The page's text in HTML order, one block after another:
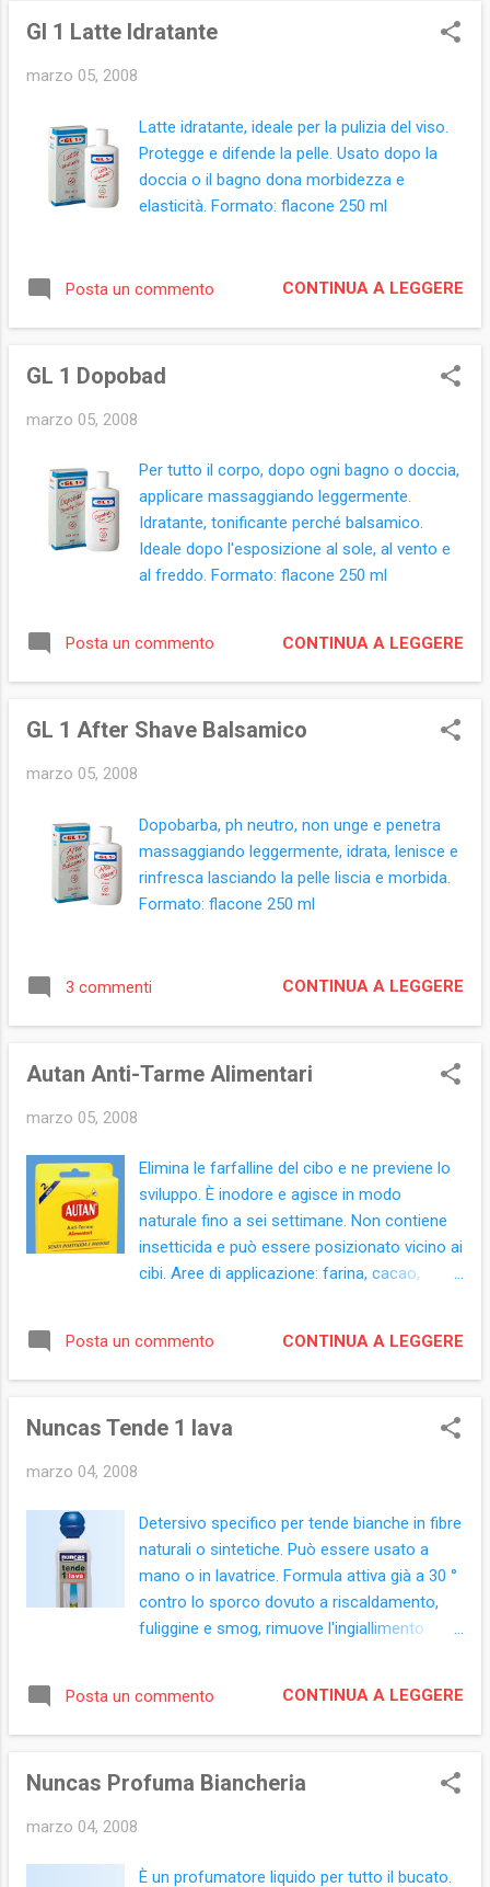
Gl 1 Latte Idratante
marzo 05, 2008
Latte idratante, ideale per la pulizia del viso.
Protegge e difende la pelle. Usato dopo la
doccia o il bagno dona morbidezza e
elasticità. Formato: flacone 250 ml
Posta un commento CONTINUA A LEGGERE
GL 1 Dopobad
marzo 05, 2008
Per tutto il corpo, dopo ogni bagno o doccia,
applicare massaggiando leggermente.
Idratante, tonificante perché balsamico.
Ideale dopo l'esposizione al sole, al vento e
al freddo. Formato: flacone 250 ml
Posta un commento CONTINUA A LEGGERE
GL 1 After Shave Balsamico
marzo 05, 2008
Dopobarba, ph neutro, non unge e penetra
massaggiando leggermente, idrata, lenisce e
rinfresca lasciando la pelle liscia e morbida.
Formato: flacone 250 ml
3 commenti CONTINUA A LEGGERE
Autan Anti-Tarme Alimentari
marzo 05, 2008
Elimina le farfalline del cibo e ne previene lo
sviluppo. È inodore e agisce in modo
naturale fino a sei settimane. Non contiene
insetticida e può essere posizionato vicino ai
cibi. Aree di applicazione: farina, cacao,
maschio delle tarme alimentari. La colla sul
prodotto intrappolerà gli insetti; quindi
stadio e verrà pertanto interrotto il ciclo
rossa posta sul retro del cartoncino e
desiderata (per esempio sull'anta o su una
parete interna della dispensa). 3) Rimuovere
il foglio protettivo esponendo così la
Utilizzare una unità per ogni armadietto.
Posta un commento CONTINUA A LEGGERE
Nuncas Tende 1 lava
marzo 04, 2008
Detersivo specifico per tende bianche in fibre
naturali o sintetiche. Può essere usato a
mano o in lavatrice. Formula attiva già a 30 °
contro lo sporco dovuto a riscaldamento,
fuliggine e smog, rimuove l'ingiallimento
tende della cucina. Caratterizzato da un
prezioso e persistente profumo. Formato:
etichetta retro ETC0076-01)Aqua, Ethoxy-
cocoate, PEG-8 C13 fatty alcohol, Sodium
Posta un commento CONTINUA A LEGGERE
Nuncas Profuma Biancheria
marzo 04, 2008
È un profumatore liquido per tutto il bucato.